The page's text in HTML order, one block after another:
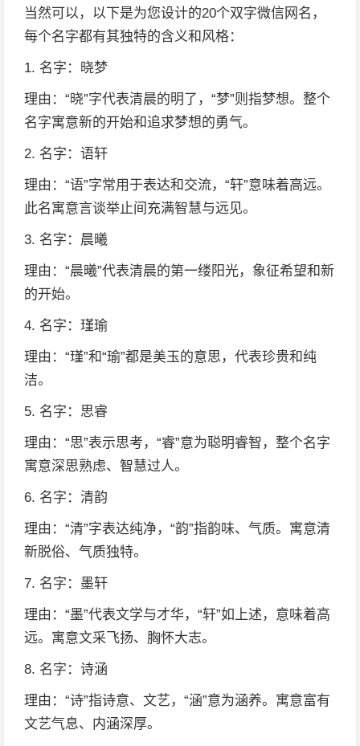
当然可以，以下是为您设计的20个双字微信网名，
每个名字都有其独特的含义和风格：
1. 名字：晓梦
理由：“晓”字代表清晨的明了，“梦”则指梦想。整个
名字寓意新的开始和追求梦想的勇气。
2. 名字：语轩
理由：“语”字常用于表达和交流，“轩”意味着高远。
此名寓意言谈举止间充满智慧与远见。
3. 名字：晨曦
理由：“晨曦”代表清晨的第一缕阳光，象征希望和新
的开始。
4. 名字：瑾瑜
理由：“瑾”和“瑜”都是美玉的意思，代表珍贵和纯
洁。
5. 名字：思睿
理由：“思”表示思考，“睿”意为聪明睿智，整个名字
寓意深思熟虑、智慧过人。
6. 名字：清韵
理由：“清”字表达纯净，“韵”指韵味、气质。寓意清
新脱俗、气质独特。
7. 名字：墨轩
理由：“墨”代表文学与才华，“轩”如上述，意味着高
远。寓意文采飞扬、胸怀大志。
8. 名字：诗涵
理由：“诗”指诗意、文艺，“涵”意为涵养。寓意富有
文艺气息、内涵深厚。